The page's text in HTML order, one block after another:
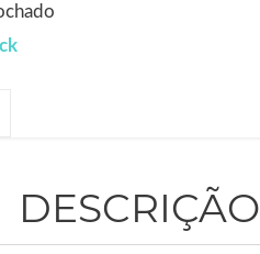
DESCRIÇÃO